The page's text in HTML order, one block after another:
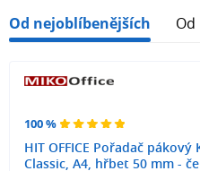
Od nejoblíbenějších Od
100 %
HIT OFFICE Pořadač pákový
Classic, A4, hřbet 50 mm -